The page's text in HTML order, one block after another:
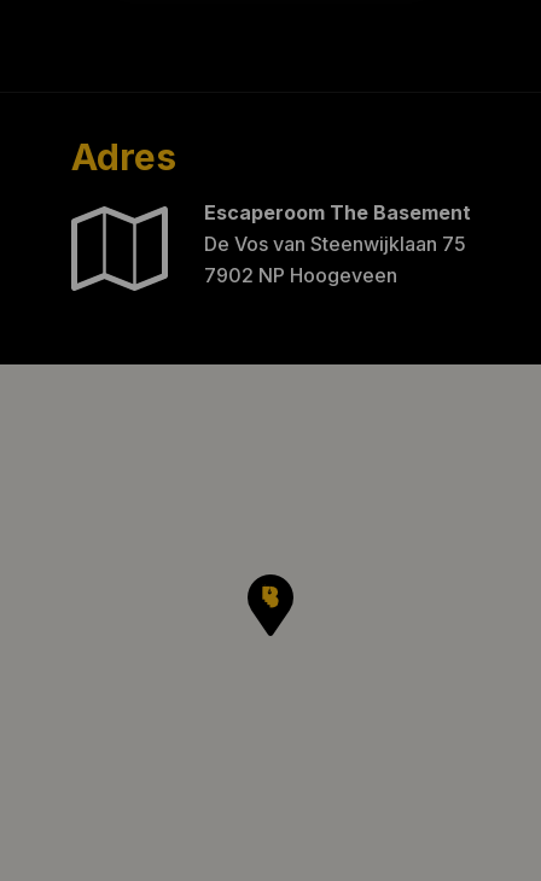
Adres
Escaperoom The Basement
De Vos van Steenwijklaan 75
7902 NP Hoogeveen